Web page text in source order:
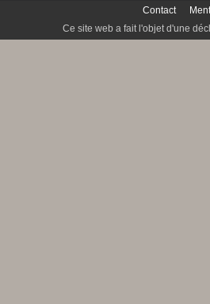
Contact
Ce site web a fait l'objet d'une